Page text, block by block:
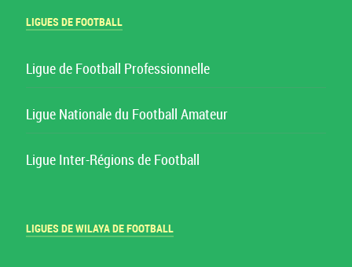
LIGUES DE FOOTBALL
Ligue de Football Professionnelle
Ligue Nationale du Football Amateur
Ligue Inter-Régions de Football
LIGUES DE WILAYA DE FOOTBALL